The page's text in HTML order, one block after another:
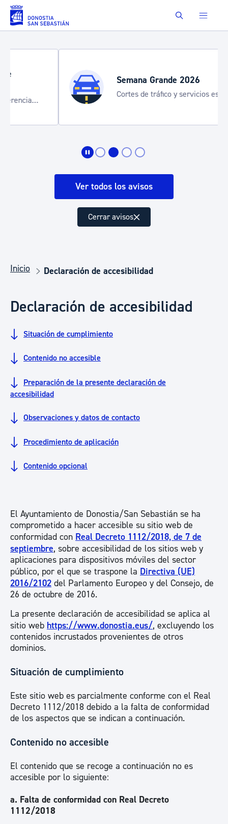
Saltar al contenido principal Buscar
Semana Grande 2026
Cortes de tráfico y servicios especiales
de transporte
Ver todos los avisos
Cerrar avisos
Inicio Declaración de accesibilidad
Declaración de accesibilidad
Situación de cumplimiento
Contenido no accesible
Preparación de la presente declaración de
accesibilidad
Observaciones y datos de contacto
Procedimiento de aplicación
Contenido opcional
El Ayuntamiento de Donostia/San Sebastián se ha
comprometido a hacer accesible su sitio web de
conformidad con Real Decreto 1112/2018, de 7 de
septiembre, sobre accesibilidad de los sitios web y
aplicaciones para dispositivos móviles del sector
público, por el que se traspone la Directiva (UE)
2016/2102 del Parlamento Europeo y del Consejo, de
26 de octubre de 2016.
La presente declaración de accesibilidad se aplica al
sitio web https://www.donostia.eus/, excluyendo los
contenidos incrustados provenientes de otros
dominios.
Situación de cumplimiento
Este sitio web es parcialmente conforme con el Real
Decreto 1112/2018 debido a la falta de conformidad
de los aspectos que se indican a continuación.
Contenido no accesible
El contenido que se recoge a continuación no es
accesible por lo siguiente:
a. Falta de conformidad con Real Decreto
1112/2018